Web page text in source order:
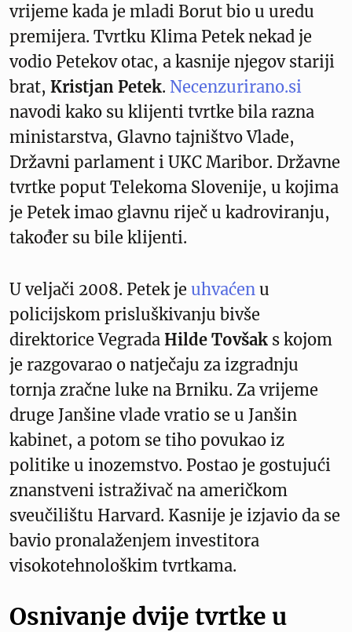
vrijeme kada je mladi Borut bio u uredu
premijera. Tvrtku Klima Petek nekad je
vodio Petekov otac, a kasnije njegov stariji
brat, Kristjan Petek. Necenzurirano.si
navodi kako su klijenti tvrtke bila razna
ministarstva, Glavno tajništvo Vlade,
Državni parlament i UKC Maribor. Državne
tvrtke poput Telekoma Slovenije, u kojima
je Petek imao glavnu riječ u kadroviranju,
također su bile klijenti.
U veljači 2008. Petek je uhvaćen u
policijskom prisluškivanju bivše
direktorice Vegrada Hilde Tovšak s kojom
je razgovarao o natječaju za izgradnju
tornja zračne luke na Brniku. Za vrijeme
druge Janšine vlade vratio se u Janšin
kabinet, a potom se tiho povukao iz
politike u inozemstvo. Postao je gostujući
znanstveni istraživač na američkom
sveučilištu Harvard. Kasnije je izjavio da se
bavio pronalaženjem investitora
visokotehnološkim tvrtkama.
Osnivanje dvije tvrtke u